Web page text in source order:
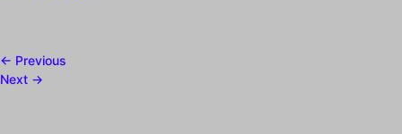
← Previous
Next →